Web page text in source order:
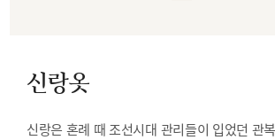
신랑옷
신랑은 혼례 때 조선시대 관리들이 입었던 관